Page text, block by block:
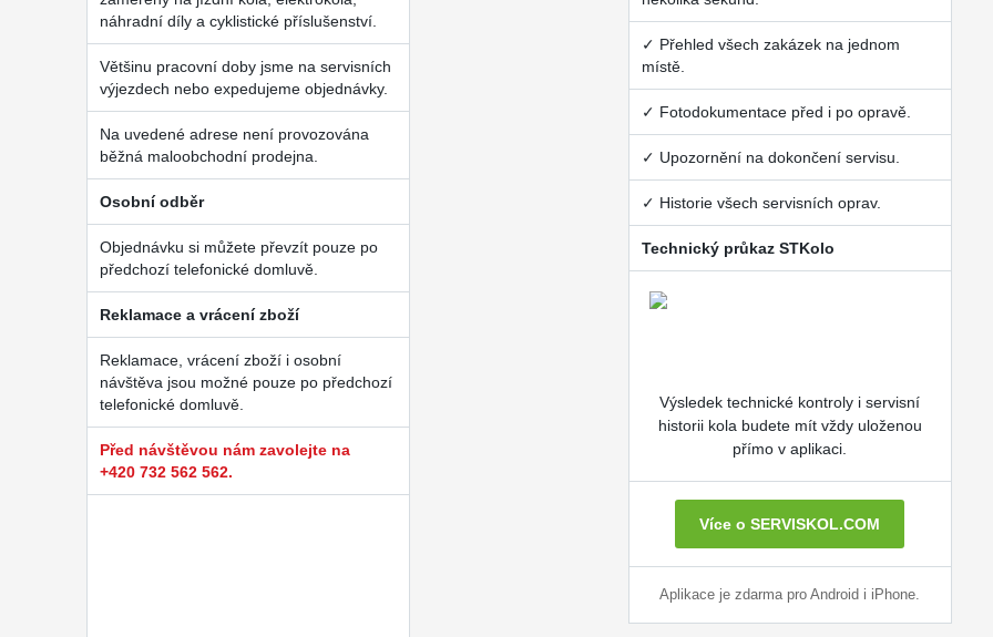
náhradní díly a cyklistické příslušenství.
Většinu pracovní doby jsme na servisních
výjezdech nebo expedujeme objednávky.
Na uvedené adrese není provozována
běžná maloobchodní prodejna.
Osobní odběr
Objednávku si můžete převzít pouze po
předchozí telefonické domluvě.
Reklamace a vrácení zboží
Reklamace, vrácení zboží i osobní
návštěva jsou možné pouze po předchozí
telefonické domluvě.
Před návštěvou nám zavolejte na
+420 732 562 562.
✓ Přehled všech zakázek na jednom
místě.
✓ Fotodokumentace před i po opravě.
✓ Upozornění na dokončení servisu.
✓ Historie všech servisních oprav.
Technický průkaz STKolo
Výsledek technické kontroly i servisní
historii kola budete mít vždy uloženou
přímo v aplikaci.
Více o SERVISKOL.COM
Aplikace je zdarma pro Android i iPhone.